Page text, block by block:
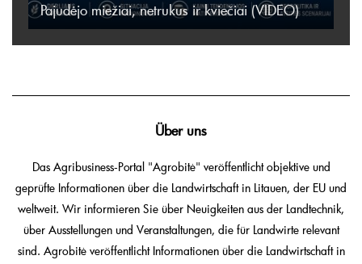
Pajudėjo miežiai, netrukus ir kviečiai (VIDEO)
Über uns
Das Agribusiness-Portal "Agrobitė" veröffentlicht objektive und
geprüfte Informationen über die Landwirtschaft in Litauen, der EU und
weltweit. Wir informieren Sie über Neuigkeiten aus der Landtechnik,
über Ausstellungen und Veranstaltungen, die für Landwirte relevant
sind. Agrobitė veröffentlicht Informationen über die Landwirtschaft in